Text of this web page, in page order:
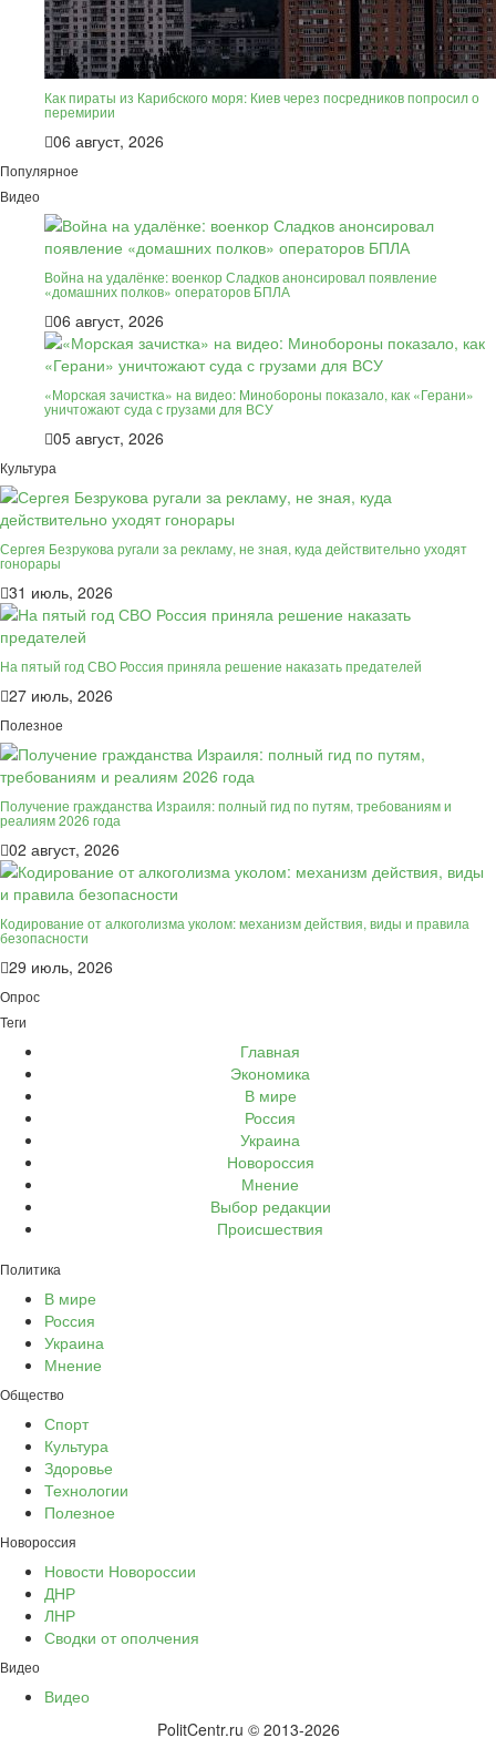
Как пираты из Карибского моря: Киев через посредников попросил о
перемирии
06 август, 2026
Популярное
Видео
Война на удалёнке: военкор Сладков анонсировал появление
«домашних полков» операторов БПЛА
06 август, 2026
«Морская зачистка» на видео: Минобороны показало, как «Герани»
уничтожают суда с грузами для ВСУ
05 август, 2026
Культура
Сергея Безрукова ругали за рекламу, не зная, куда действительно уходят
гонорары
31 июль, 2026
На пятый год СВО Россия приняла решение наказать предателей
27 июль, 2026
Полезное
Получение гражданства Израиля: полный гид по путям, требованиям и
реалиям 2026 года
02 август, 2026
Кодирование от алкоголизма уколом: механизм действия, виды и правила
безопасности
29 июль, 2026
Опрос
Теги
Главная
Экономика
В мире
Россия
Украина
Новороссия
Мнение
Выбор редакции
Происшествия
Политика
В мире
Россия
Украина
Мнение
Общество
Спорт
Культура
Здоровье
Технологии
Полезное
Новороссия
Новости Новороссии
ДНР
ЛНР
Сводки от ополчения
Видео
Видео
PolitCentr.ru © 2013-2026